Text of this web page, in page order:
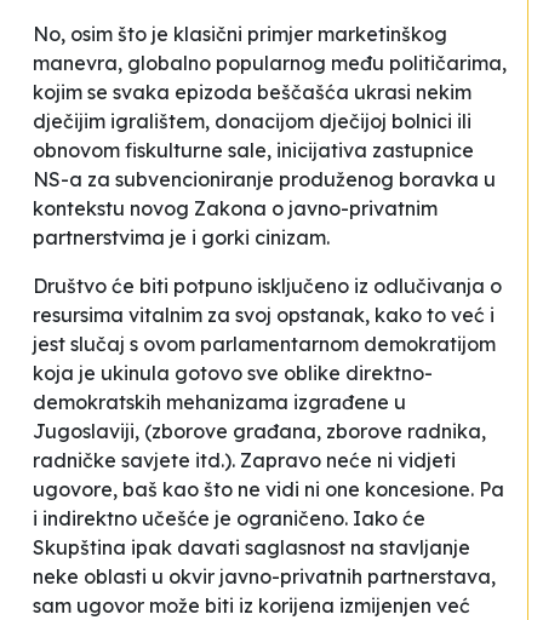
No, osim što je klasični primjer marketinškog
manevra, globalno popularnog među političarima,
kojim se svaka epizoda beščašća ukrasi nekim
dječijim igralištem, donacijom dječijoj bolnici ili
obnovom fiskulturne sale, inicijativa zastupnice
NS-a za subvencioniranje produženog boravka u
kontekstu novog Zakona o javno-privatnim
partnerstvima je i gorki cinizam.
Društvo će biti potpuno isključeno iz odlučivanja o
resursima vitalnim za svoj opstanak, kako to već i
jest slučaj s ovom parlamentarnom demokratijom
koja je ukinula gotovo sve oblike direktno-
demokratskih mehanizama izgrađene u
Jugoslaviji, (zborove građana, zborove radnika,
radničke savjete itd.). Zapravo neće ni vidjeti
ugovore, baš kao što ne vidi ni one koncesione. Pa
i indirektno učešće je ograničeno. Iako će
Skupština ipak davati saglasnost na stavljanje
neke oblasti u okvir javno-privatnih partnerstava,
sam ugovor može biti iz korijena izmijenjen već